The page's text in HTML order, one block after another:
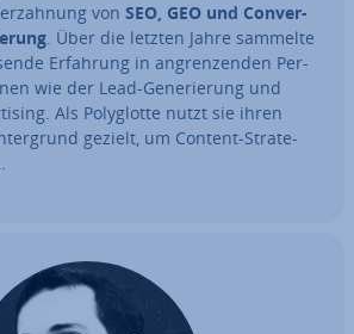
von SEO, GEO und Con­ver­
. Über die letzten Jahre sammelte
Erfahrung in an­gren­zen­den Per­
wie der Lead-Ge­ne­rie­rung und
Als Po­ly­glot­te nutzt sie ihren
gezielt, um Content-Stra­te­